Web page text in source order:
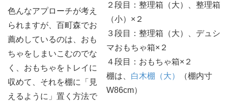
色んなアプローチが考え
られますが、百町森でお
薦めしているのは、おも
ちゃをしまいこむのでな
く、おもちゃをトレイに
収めて、それを棚に「見
えるように」置く方法で
２段目：整理箱（大）、整理箱
（小）×２
３段目：整理箱（大）、デュシ
マおもちゃ箱×２
４段目：おもちゃ箱×２
棚は、 白木棚（大）
（棚内寸
W86cm）